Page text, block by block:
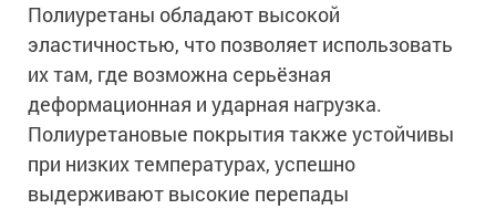
Полиуретаны обладают высокой
эластичностью, что позволяет использовать
их там, где возможна серьёзная
деформационная и ударная нагрузка.
Полиуретановые покрытия также устойчивы
при низких температурах, успешно
выдерживают высокие перепады